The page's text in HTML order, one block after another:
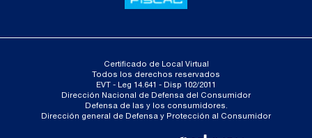
Certificado de Local Virtual
Todos los derechos reservados
EVT - Leg 14.641 - Disp 102/2011
Dirección Nacional de Defensa del Consumidor
Defensa de las y los consumidores.
Dirección general de Defensa y Protección al Consumidor